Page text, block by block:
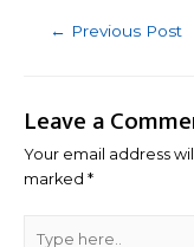
Post
← Previous Post
Leave a
Your email address
marked *